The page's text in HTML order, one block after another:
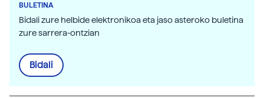
BULETINA
Bidali zure helbide elektronikoa eta jaso asteroko buletina
zure sarrera-ontzian
Bidali